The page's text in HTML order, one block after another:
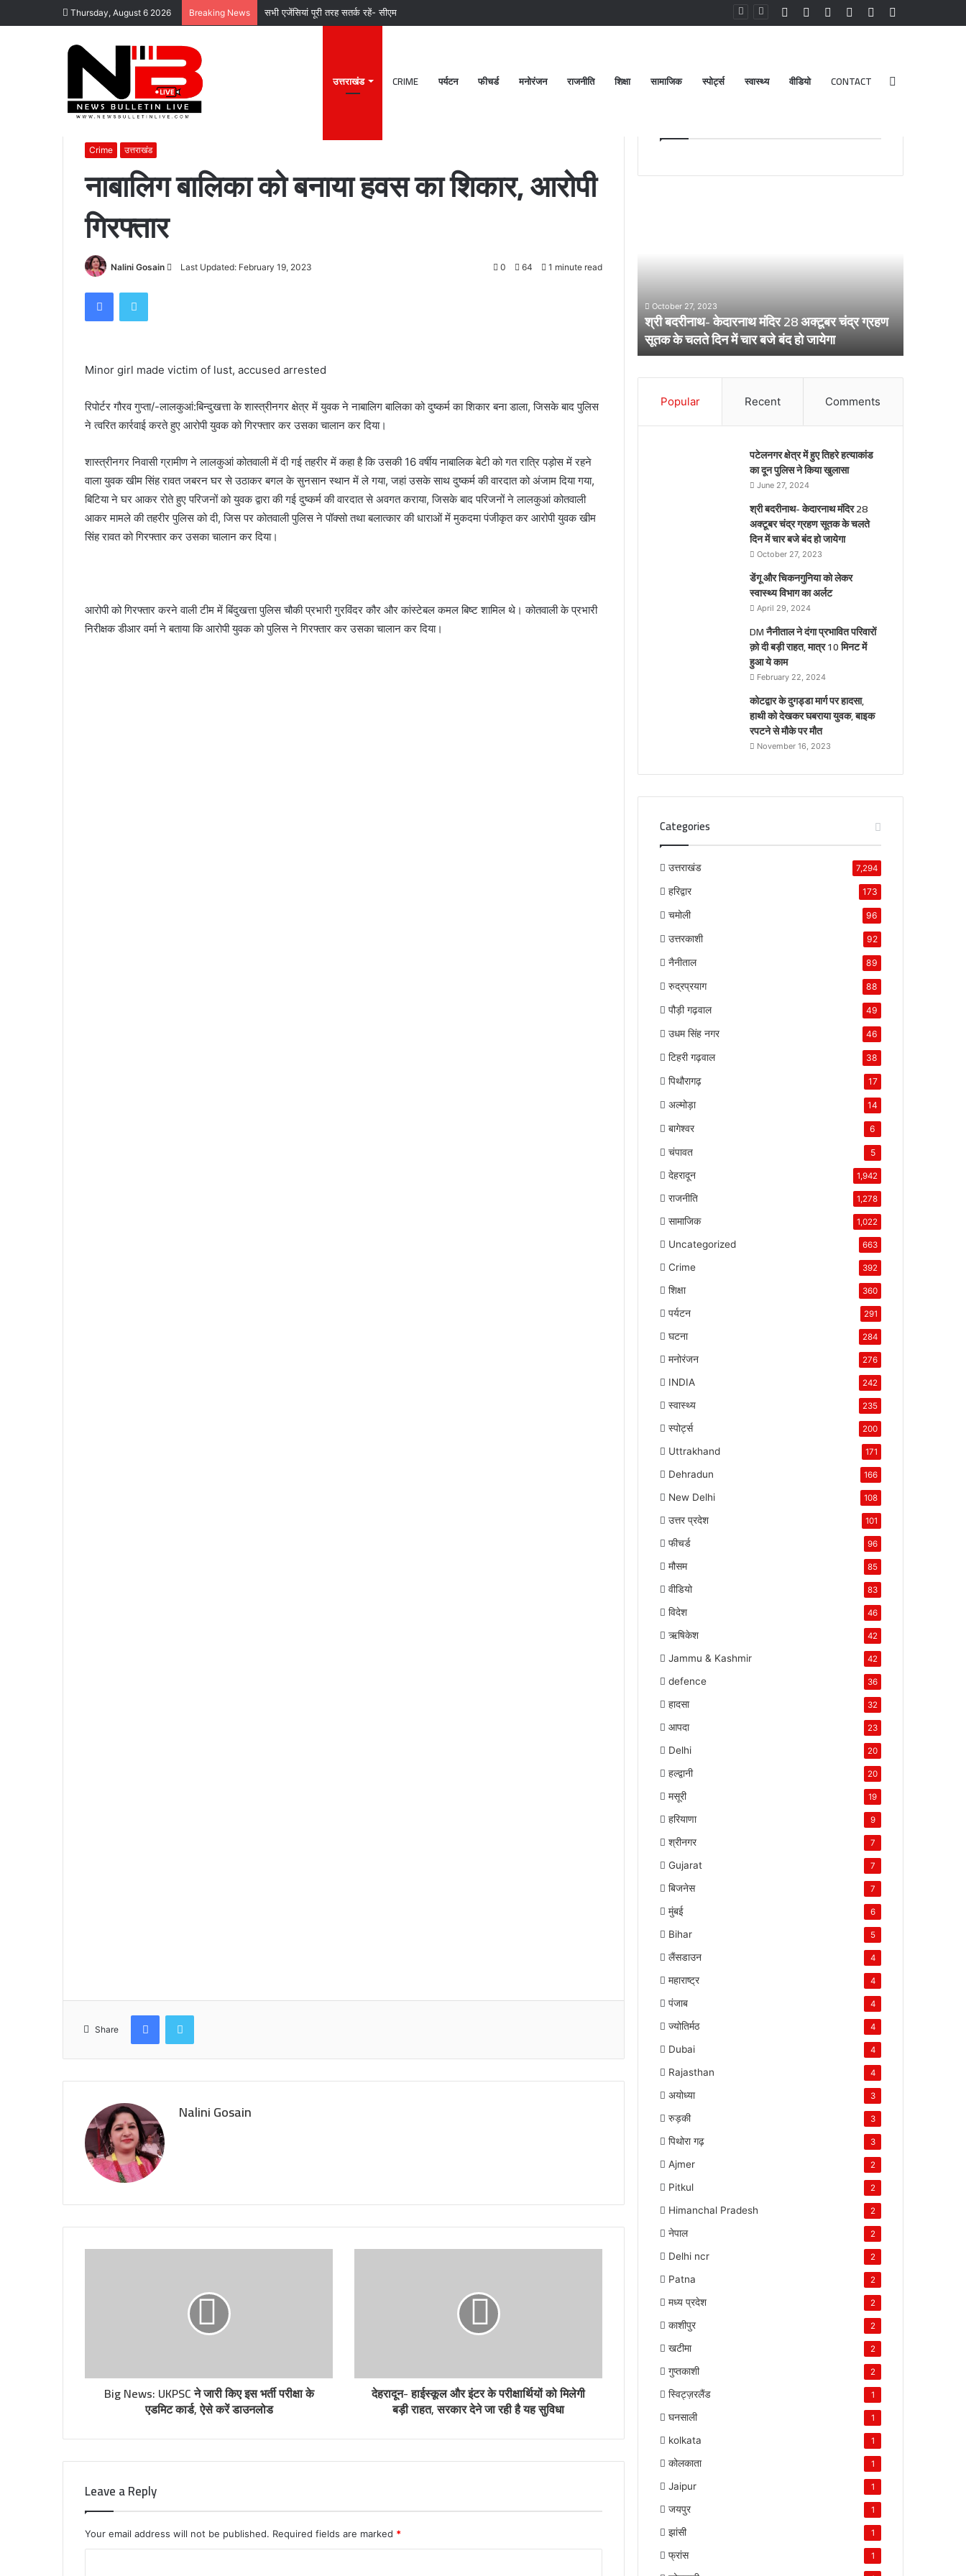
Thursday, August 6 2026 Breaking News सभी एजेंसियां पूरी तरह सतर्क रहें- सीएम
Random
Log
Instagram
YouTube
Facebook
उत्तराखंड CRIME पर्यटन फीचर्ड मनोरंजन राजनीति शिक्षा सामाजिक स्पोर्ट्स स्वास्थ्य वीडियो CONTACT
Home /उत्तराखंड /नाबालिग बालिका को बनाया हवस का शिकार, आरोपी गिरफ्तार
Crime उत्तराखंड
नाबालिग बालिका को बनाया हवस का शिकार, आरोपी
गिरफ्तार
Nalini Gosain
Send
Last Updated: February 19, 2023 0 64 1 minute read
FacebookTwitter
Minor girl made victim of lust, accused arrested
रिपोर्टर गौरव गुप्ता/-लालकुआं:बिन्दुखत्ता के शास्त्रीनगर क्षेत्र में युवक ने नाबालिग बालिका को दुष्कर्म का शिकार बना डाला, जिसके बाद पुलिस
ने त्वरित कार्रवाई करते हुए आरोपी युवक को गिरफ्तार कर उसका चालान कर दिया।
शास्त्रीनगर निवासी ग्रामीण ने लालकुआं कोतवाली में दी गई तहरीर में कहा है कि उसकी 16 वर्षीय नाबालिक बेटी को गत रात्रि पड़ोस में रहने
वाला युवक खीम सिंह रावत जबरन घर से उठाकर बगल के सुनसान स्थान में ले गया, जहां उसके साथ दुष्कर्म की वारदात को अंजाम दिया गया,
बिटिया ने घर आकर रोते हुए परिजनों को युवक द्वारा की गई दुष्कर्म की वारदात से अवगत कराया, जिसके बाद परिजनों ने लालकुआं कोतवाली
आकर मामले की तहरीर पुलिस को दी, जिस पर कोतवाली पुलिस ने पॉक्सो तथा बलात्कार की धाराओं में मुकदमा पंजीकृत कर आरोपी युवक खीम
सिंह रावत को गिरफ्तार कर उसका चालान कर दिया।
आरोपी को गिरफ्तार करने वाली टीम में बिंदुखत्ता पुलिस चौकी प्रभारी गुरविंदर कौर और कांस्टेबल कमल बिष्ट शामिल थे। कोतवाली के प्रभारी
निरीक्षक डीआर वर्मा ने बताया कि आरोपी युवक को पुलिस ने गिरफ्तार कर उसका चालान कर दिया।
Share
FacebookTwitter
Nalini Gosain
Big News: UKPSC ने जारी किए इस भर्ती परीक्षा के
एडमिट कार्ड, ऐसे करें डाउनलोड
देहरादून- हाईस्कूल और इंटर के परीक्षार्थियों को मिलेगी
बड़ी राहत, सरकार देने जा रही है यह सुविधा
Leave a Reply
Your email address will not be published. Required fields are marked *
के
दुगड्डा
पर
हाथी
देखकर
बाइक
पर
November 16, 2023
कोटद्वार के दुगड्डा मार्ग पर हादसा, हाथी को देखकर
ग्रहण
सूतक
के
चलते
October 27, 2023
श्री बदरीनाथ- केदारनाथ मंदिर 28 अक्टूबर चंद्र ग्रहण
सूतक के चलते दिन में चार बजे बंद हो जायेगा
Popular Recent Comments
पटेलनगर क्षेत्र में हुए तिहरे हत्याकांड
का दून पुलिस ने किया खुलासा
June 27, 2024
श्री बदरीनाथ- केदारनाथ मंदिर 28
अक्टूबर चंद्र ग्रहण सूतक के चलते
दिन में चार बजे बंद हो जायेगा
October 27, 2023
डेंगू और चिकनगुनिया को लेकर
स्वास्थ्य विभाग का अर्लट
April 29, 2024
DM नैनीताल ने दंगा प्रभावित परिवारों
क़ो दी बड़ी राहत, मात्र 10 मिनट में
हुआ ये काम
February 22, 2024
कोटद्वार के दुगड्डा मार्ग पर हादसा,
हाथी को देखकर घबराया युवक, बाइक
रपटने से मौके पर मौत
November 16, 2023
Categories
उत्तराखंड 7,294
हरिद्वार 173
चमोली 96
उत्तरकाशी 92
नैनीताल 89
रुद्रप्रयाग 88
पौड़ी गढ़वाल 49
उधम सिंह नगर 46
टिहरी गढ़वाल 38
पिथौरागढ़ 17
अल्मोड़ा 14
बागेश्वर 6
चंपावत 5
देहरादून 1,942
राजनीति 1,278
सामाजिक 1,022
Uncategorized 663
Crime 392
शिक्षा 360
पर्यटन 291
घटना 284
मनोरंजन 276
INDIA 242
स्वास्थ्य 235
स्पोर्ट्स 200
Uttrakhand 171
Dehradun 166
New Delhi 108
उत्तर प्रदेश 101
फीचर्ड 96
मौसम 85
वीडियो 83
विदेश 46
ऋषिकेश 42
Jammu & Kashmir 42
defence 36
हादसा 32
आपदा 23
Delhi 20
हल्द्वानी 20
मसूरी 19
हरियाणा 9
श्रीनगर 7
Gujarat 7
बिजनेस 7
मुंबई 6
Bihar 5
लैंसडाउन 4
महाराष्ट्र 4
पंजाब 4
ज्योतिर्मठ 4
Dubai 4
Rajasthan 4
अयोध्या 3
रुड़की 3
पिथोरा गढ़ 3
Ajmer 2
Pitkul 2
Himanchal Pradesh 2
नेपाल 2
Delhi ncr 2
Patna 2
मध्य प्रदेश 2
काशीपुर 2
खटीमा 2
गुप्तकाशी 2
स्विट्ज़रलैंड 1
घनसाली 1
kolkata 1
कोलकाता 1
Jaipur 1
जयपुर 1
झांसी 1
फ्रांस 1